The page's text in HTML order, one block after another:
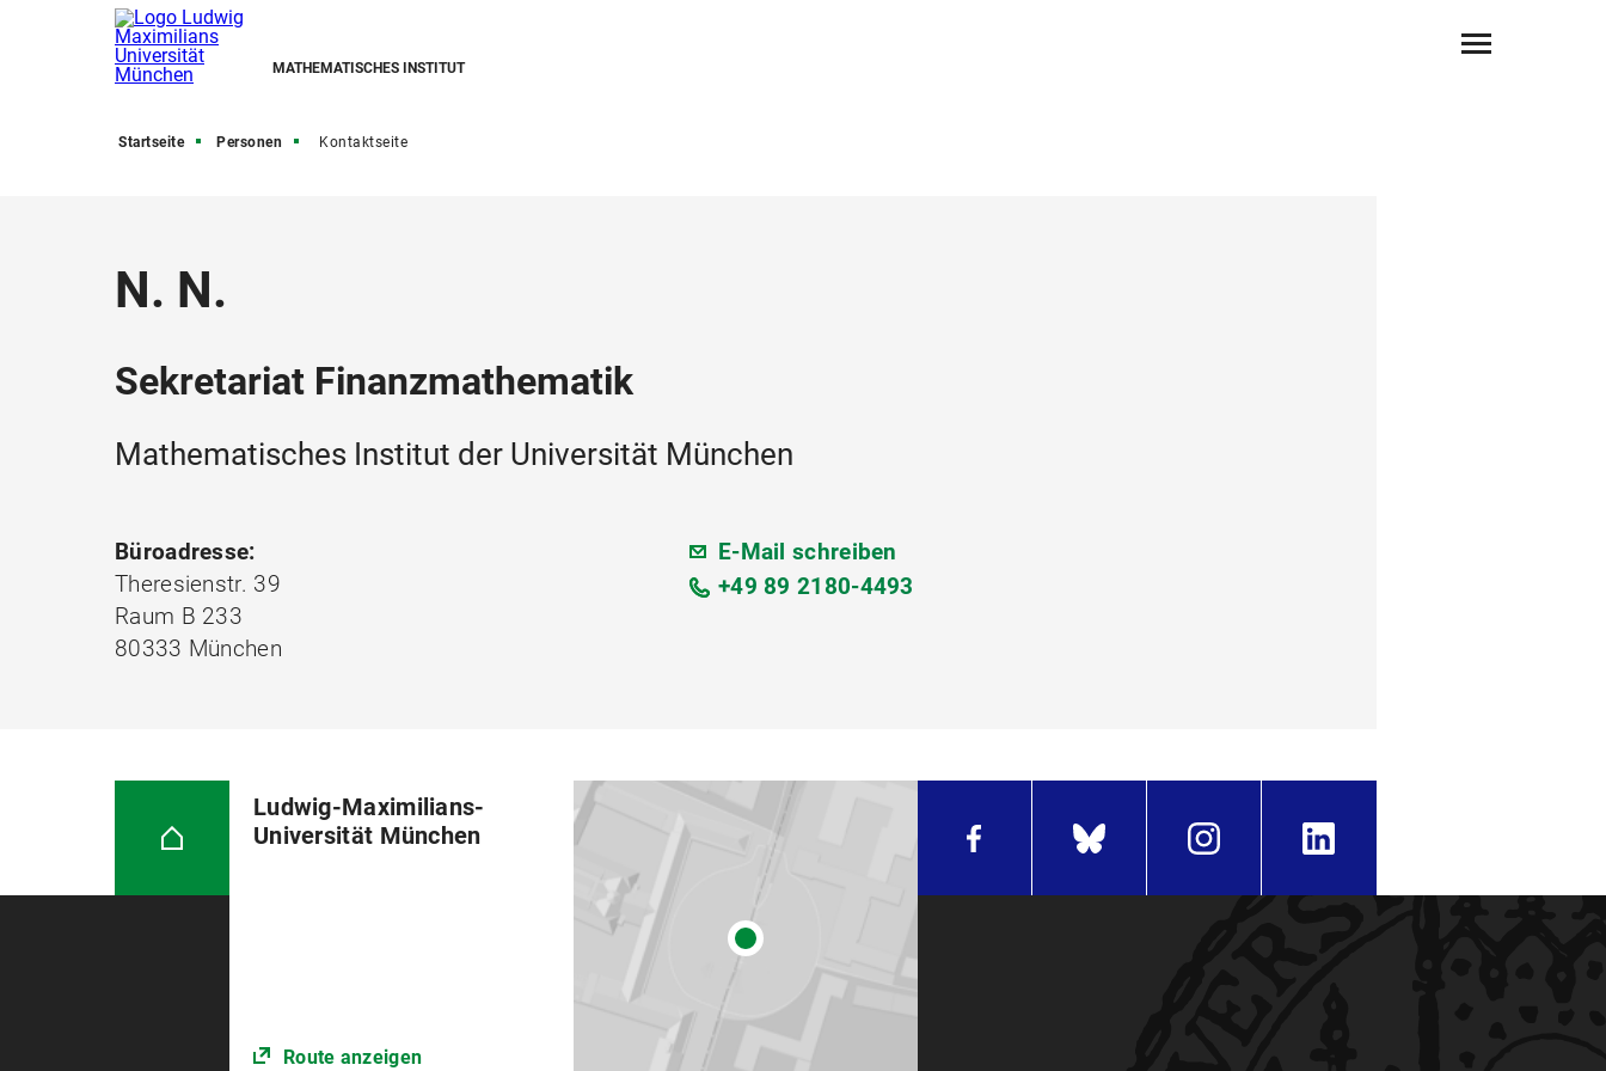
MATHEMATISCHES INSTITUT
Startseite Personen Kontaktseite
N. N.
Sekretariat Finanzmathematik
Mathematisches Institut der Universität München
Büroadresse:
Theresienstr. 39
Raum B 233
80333 München
E-Mail schreiben
+49 89 2180-4493
Ludwig-Maximilians-
Universität München
Route anzeigen